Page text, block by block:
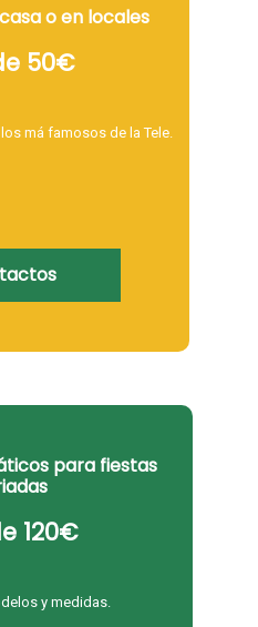
o en locales
50€
má famosos de la Tele.
para fiestas
120€
y medidas.